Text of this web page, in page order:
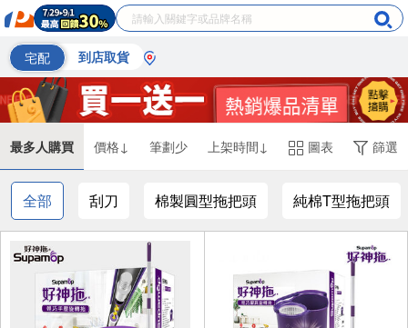
宅配 到店取貨
最多人購買 價格↓ 筆劃少 上架時間↓ 圖表 篩選
全部 刮刀 棉製圓型拖把頭 純棉T型拖把頭